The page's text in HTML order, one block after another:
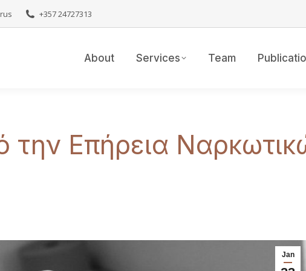
+357 24727313
About Services Team
την Επήρεια
Jan